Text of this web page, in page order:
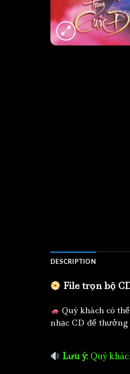
DESCRIPTION
File trọn bộ
Quý khách có
nhạc CD để
Lưu ý: Quý